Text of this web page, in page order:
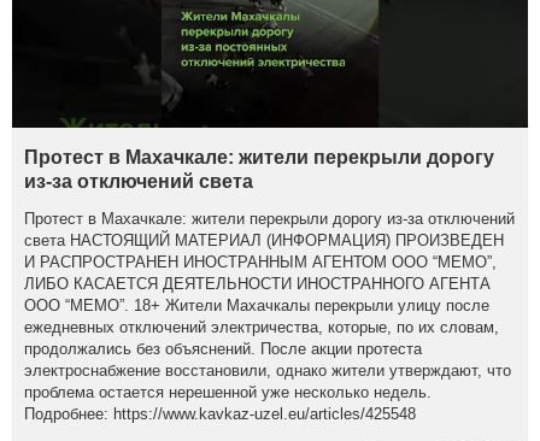
Протест в Махачкале: жители перекрыли дорогу
из-за отключений света
Протест в Махачкале: жители перекрыли дорогу из-за отключений
света НАСТОЯЩИЙ МАТЕРИАЛ (ИНФОРМАЦИЯ) ПРОИЗВЕДЕН
И РАСПРОСТРАНЕН ИНОСТРАННЫМ АГЕНТОМ ООО “МЕМО”,
ЛИБО КАСАЕТСЯ ДЕЯТЕЛЬНОСТИ ИНОСТРАННОГО АГЕНТА
ООО “МЕМО”. 18+ Жители Махачкалы перекрыли улицу после
ежедневных отключений электричества, которые, по их словам,
продолжались без объяснений. После акции протеста
электроснабжение восстановили, однако жители утверждают, что
проблема остается нерешенной уже несколько недель.
Подробнее: https://www.kavkaz-uzel.eu/articles/425548